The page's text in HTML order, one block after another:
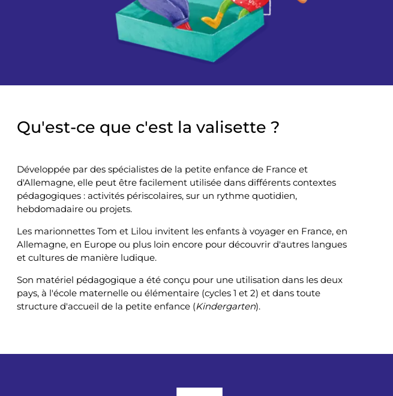
m
u
Qu'est-ce que c'est la valisette ?
Développée par des spécialistes de la petite enfance de France et
d'Allemagne, elle peut être facilement utilisée dans différents contextes
pédagogiques : activités périscolaires, sur un rythme quotidien,
hebdomadaire ou projets.
Les marionnettes Tom et Lilou invitent les enfants à voyager en France, en
Allemagne, en Europe ou plus loin encore pour découvrir d'autres langues
et cultures de manière ludique.
Son matériel pédagogique a été conçu pour une utilisation dans les deux
pays, à l'école maternelle ou élémentaire (cycles 1 et 2) et dans toute
structure d'accueil de la petite enfance (Kindergarten).